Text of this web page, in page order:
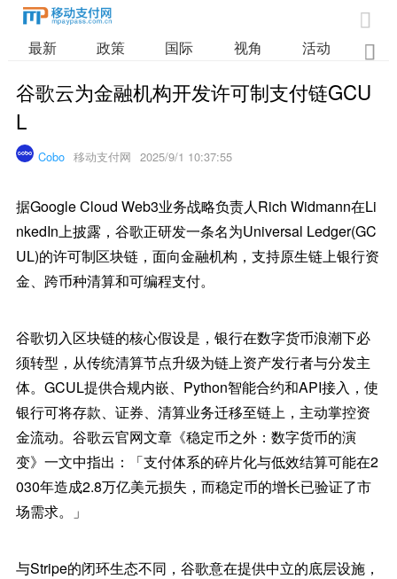

最新 政策 国际 视角 活动 业

谷歌云为金融机构开发许可制支付链GCU
L
Cobo 移动支付网 2025/9/1 10:37:55
据Google Cloud Web3业务战略负责人Rich Widmann在Li
nkedIn上披露，谷歌正研发一条名为Universal Ledger(GC
UL)的许可制区块链，面向金融机构，支持原生链上银行资
金、跨币种清算和可编程支付。
谷歌切入区块链的核心假设是，银行在数字货币浪潮下必
须转型，从传统清算节点升级为链上资产发行者与分发主
体。GCUL提供合规内嵌、Python智能合约和API接入，使
银行可将存款、证券、清算业务迁移至链上，主动掌控资
金流动。谷歌云官网文章《稳定币之外：数字货币的演
变》一文中指出：「支付体系的碎片化与低效结算可能在2
030年造成2.8万亿美元损失，而稳定币的增长已验证了市
场需求。」
与Stripe的闭环生态不同，谷歌意在提供中立的底层设施，